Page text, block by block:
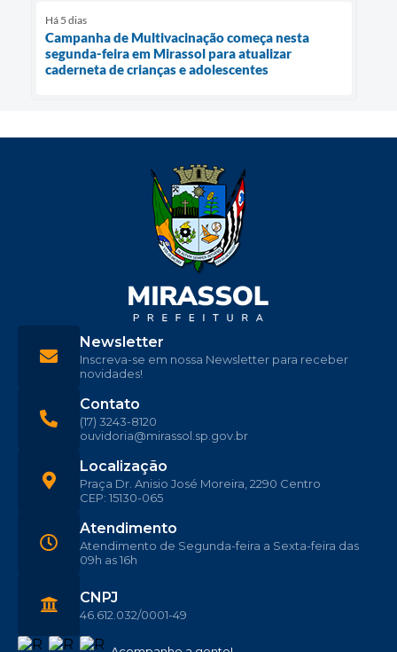
Há 5 dias
Campanha de Multivacinação começa nesta
segunda-feira em Mirassol para atualizar
caderneta de crianças e adolescentes
Localização
Praça Dr. Anisio José Moreira, 2290 Centro
CEP: 15130-065
Contato
(17) 3243-8120
ouvidoria@mirassol.sp.gov.br
Atendimento
Atendimento de Segunda-feira a Sexta-feira das
09h as 16h
CNPJ
46.612.032/0001-49
Newsletter
Inscreva-se em nossa Newsletter para receber
novidades!